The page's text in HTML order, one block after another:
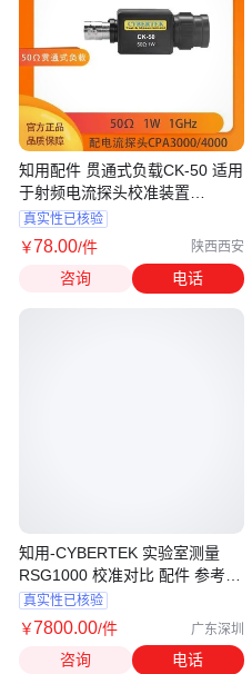
知用配件 贯通式负载CK-50 适用
于射频电流探头校准装置
EM5012
真实性已核验
￥78.00/件 陕西西安
咨询 电话
知用-CYBERTEK 实验室测量
RSG1000 校准对比 配件 参考频
谱发生器
真实性已核验
￥7800.00/件 广东深圳
咨询 电话